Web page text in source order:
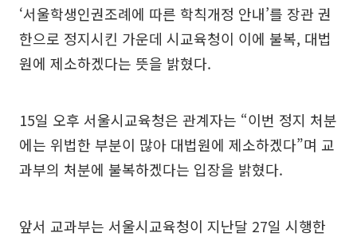
‘서울학생인권조례에 따른 학칙개정 안내’를 장관 권
한으로 정지시킨 가운데 시교육청이 이에 불복, 대법
원에 제소하겠다는 뜻을 밝혔다.
15일 오후 서울시교육청은 관계자는 “이번 정지 처분
에는 위법한 부분이 많아 대법원에 제소하겠다”며 교
과부의 처분에 불복하겠다는 입장을 밝혔다.
앞서 교과부는 서울시교육청이 지난달 27일 시행한